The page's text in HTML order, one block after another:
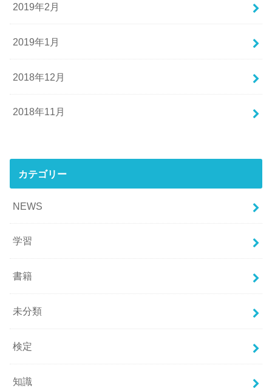
2019年2月
2019年1月
2018年12月
2018年11月
カテゴリー
NEWS
学習
書籍
未分類
検定
知識